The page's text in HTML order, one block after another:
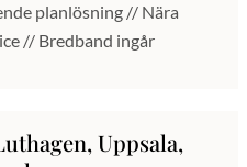
planlösning // Nära
// Bredband ingår
Uppsala,